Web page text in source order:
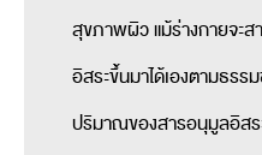
สุขภาพผิว แม้ร่างกายจะ
อิสระขึ้นมาได้เองตามธร
ปริมาณของสารอนุมูลอิสร